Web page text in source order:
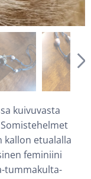
kuivuvasta
kallon etualalla
feminiini
tummakulta-